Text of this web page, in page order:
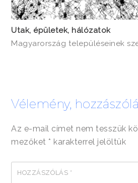
Utak, épületek, hálózatok
Magyarország településeinek
Vélemény,
Az e-mail címet nem tesszük
mezőket * karakterrel jelöltük
HOZZÁSZÓLÁS *